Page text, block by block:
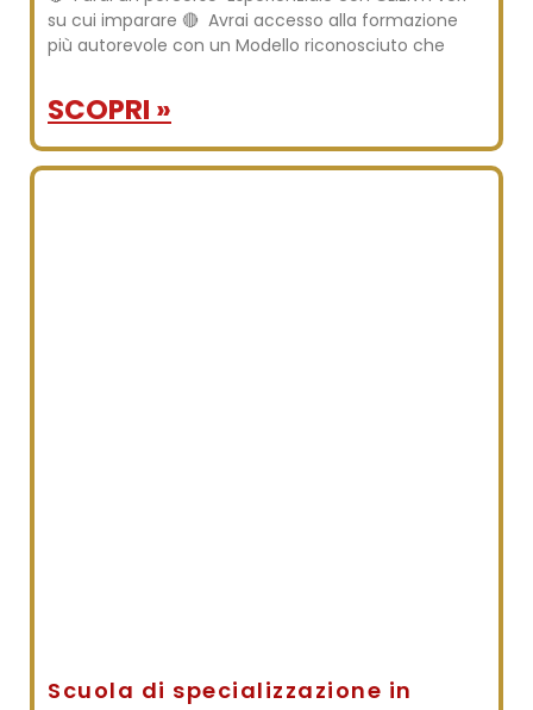
su cui imparare 🔴 Avrai accesso alla formazione
più autorevole con un Modello riconosciuto che
SCOPRI »
Scuola di specializzazione in